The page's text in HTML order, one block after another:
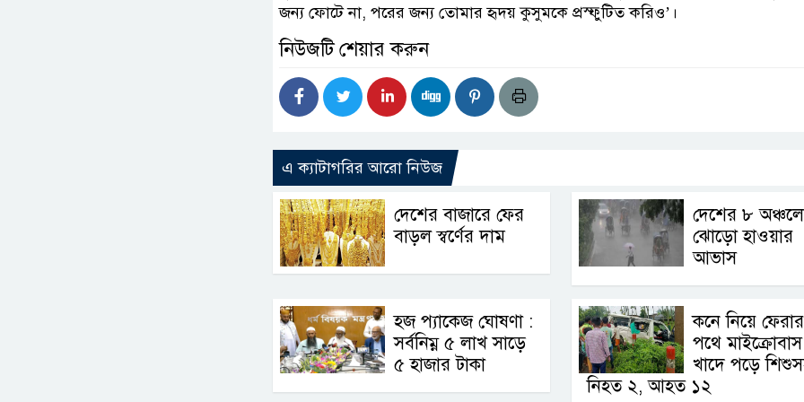
জন্য ফোটে না, পরের জন্য তোমার হৃদয় কুসুমকে প্রস্ফুটিত করিও’।
নিউজটি শেয়ার করুন
এ ক্যাটাগরির আরো নিউজ
দেশের বাজারে ফের
বাড়ল স্বর্ণের দাম
দেশের ৮ অঞ্চলে
ঝোড়ো হাওয়ার
আভাস
হজ প্যাকেজ ঘোষণা :
সর্বনিম্ন ৫ লাখ সাড়ে
৫ হাজার টাকা
কনে নিয়ে ফেরার
পথে মাইক্রোবাস
খাদে পড়ে
নিহত ২, আহত ১২